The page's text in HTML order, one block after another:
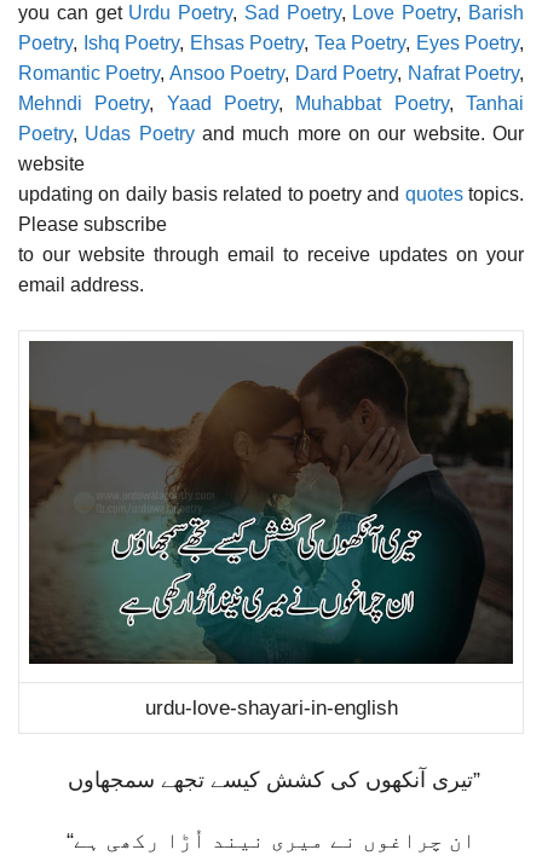
you can get Urdu Poetry, Sad Poetry, Love Poetry, Barish
Poetry, Ishq Poetry, Ehsas Poetry, Tea Poetry, Eyes Poetry,
Romantic Poetry, Ansoo Poetry, Dard Poetry, Nafrat Poetry,
Mehndi Poetry, Yaad Poetry, Muhabbat Poetry,Tanhai
Poetry, Udas Poetryand much more on our website. Our
website
updating on daily basis related to poetry and quotestopics.
Please subscribe
to our website through email to receive updates on your
email address.
urdu-love-shayari-in-english
تیری آنکھوں کی کشش کیسے تجھے سمجھاوں”
“ان چراغوں نے میری نیند اُڑا رکھی ہے